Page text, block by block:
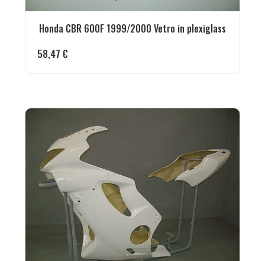
Honda CBR 600F 1999/2000 Vetro in plexiglass
58,47 €